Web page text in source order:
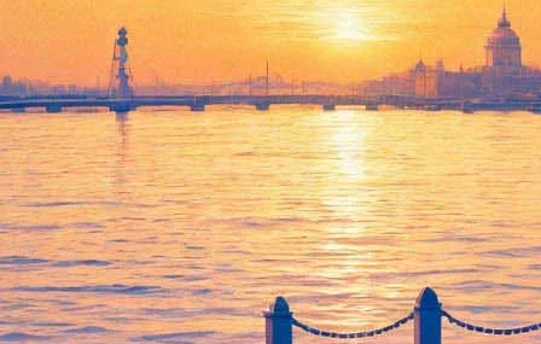
В Большой хоральной
синагоге сыграют свадьбу
15 октября 2017, воскресенье,17.00
Версия для печати